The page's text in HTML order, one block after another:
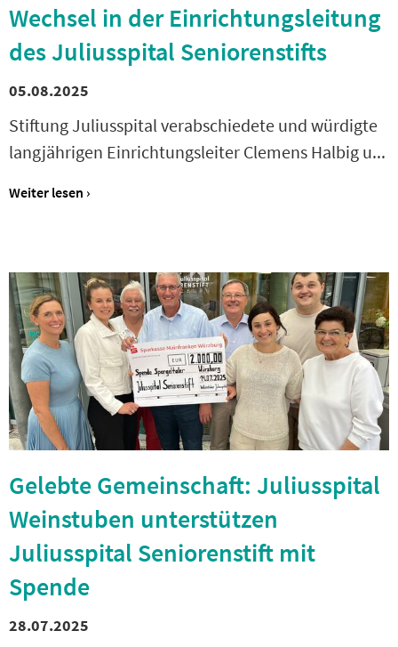
Wechsel in der Einrichtungsleitung
des Juliusspital Seniorenstifts
05.08.2025
Stiftung Juliusspital verabschiedete und würdigte
langjährigen Einrichtungsleiter Clemens Halbig u...
Weiter lesen ›
Gelebte Gemeinschaft: Juliusspital
Weinstuben unterstützen
Juliusspital Seniorenstift mit
Spende
28.07.2025